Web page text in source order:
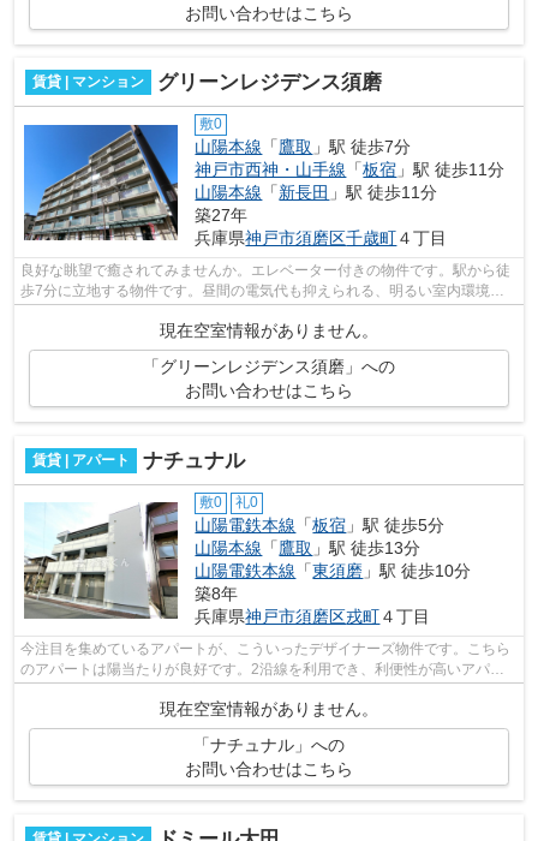
お問い合わせはこちら
賃貸 | マンション グリーンレジデンス須磨
敷0
山陽本線 「鷹取 」駅 徒歩7分
神戸市西神・山手線 「板宿 」駅 徒歩11分
山陽本線 「新長田 」駅 徒歩11分
築27年
兵庫県神戸市須磨区千歳町４丁目
良好な眺望で癒されてみませんか。エレベーター付きの物件です。駅から徒
歩7分に立地する物件です。昼間の電気代も抑えられる、明るい室内環境の
現在空室情報がありません。
「グリーンレジデンス須磨」への
お問い合わせはこちら
賃貸 | アパート ナチュナル
敷0 礼0
山陽電鉄本線 「板宿 」駅 徒歩5分
山陽本線 「鷹取 」駅 徒歩13分
山陽電鉄本線 「東須磨 」駅 徒歩10分
築8年
兵庫県神戸市須磨区戎町４丁目
今注目を集めているアパートが、こういったデザイナーズ物件です。こちら
のアパートは陽当たりが良好です。2沿線を利用でき、利便性が高いアパー
現在空室情報がありません。
「ナチュナル」への
お問い合わせはこちら